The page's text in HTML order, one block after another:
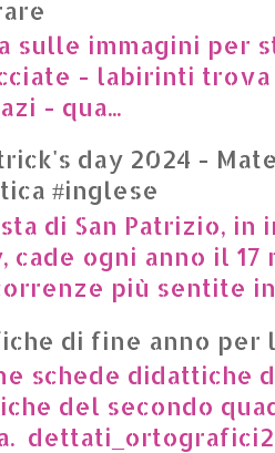
sulle immagini per
- labirinti
- qua...
day 2024 -
#inglese
di San Patrizio, in
cade ogni anno il 17
più sentite in
di fine anno per
schede didattiche
del secondo